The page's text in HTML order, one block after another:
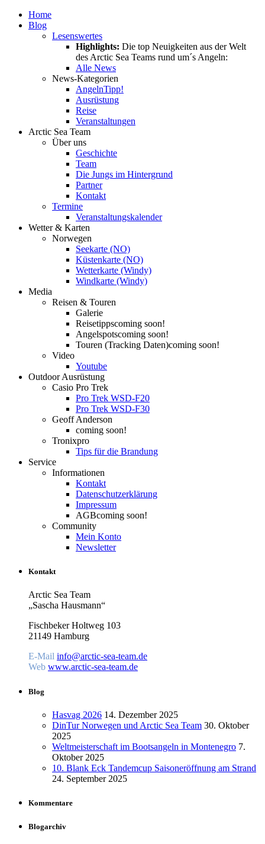
Home
Blog
Lesenswertes
Highlights: Die top Neuigkeiten aus der Welt
des Arctic Sea Teams rund um´s Angeln:
Alle News
News-Kategorien
AngelnTipp!
Ausrüstung
Reise
Veranstaltungen
Arctic Sea Team
Über uns
Geschichte
Team
Die Jungs im Hintergrund
Partner
Kontakt
Termine
Veranstaltungskalender
Wetter & Karten
Norwegen
Seekarte (NO)
Küstenkarte (NO)
Wetterkarte (Windy)
Windkarte (Windy)
Media
Reisen & Touren
Galerie
Reisetippscoming soon!
Angelspotscoming soon!
Touren (Tracking Daten)coming soon!
Video
Youtube
Outdoor Ausrüstung
Casio Pro Trek
Pro Trek WSD-F20
Pro Trek WSD-F30
Geoff Anderson
coming soon!
Tronixpro
Tips für die Brandung
Service
Informationen
Kontakt
Datenschutzerklärung
Impressum
AGBcoming soon!
Community
Mein Konto
Newsletter
Kontakt
Arctic Sea Team
„Sascha Hausmann“
Fischbeker Holtweg 103
21149 Hamburg
E-Mail info@arctic-sea-team.de
Web www.arctic-sea-team.de
Blog
Hasvag 2026 14. Dezember 2025
DinTur Norwegen und Arctic Sea Team 30. Oktober
2025
Weltmeisterschaft im Bootsangeln in Montenegro 7.
Oktober 2025
10. Blank Eck Tandemcup Saisoneröffnung am Strand
24. September 2025
Kommentare
Blogarchiv